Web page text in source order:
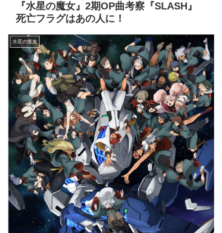
『水星の魔女』2期OP曲考察『SLASH』
死亡フラグはあの人に！
水星の魔女